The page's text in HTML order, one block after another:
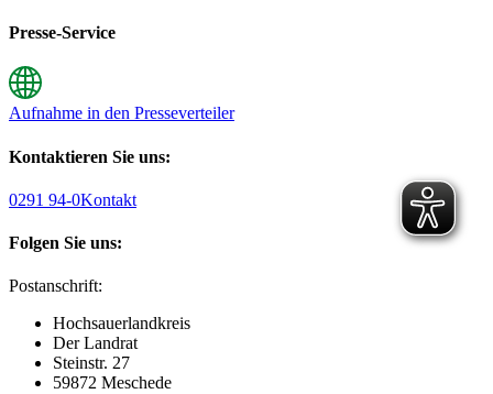
Presse-Service
Aufnahme in den Presseverteiler
Kontaktieren Sie uns:
0291 94-0Kontakt
Folgen Sie uns:
Postanschrift:
Hochsauerlandkreis
Der Landrat
Steinstr. 27
59872 Meschede